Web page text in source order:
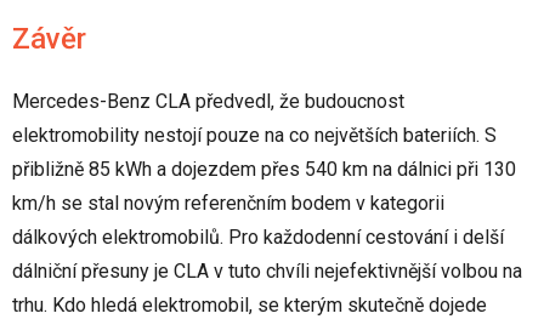
Závěr
Mercedes-Benz CLA předvedl, že budoucnost
elektromobility nestojí pouze na co největších bateriích. S
přibližně 85 kWh a dojezdem přes 540 km na dálnici při 130
km/h se stal novým referenčním bodem v kategorii
dálkových elektromobilů. Pro každodenní cestování i delší
dálniční přesuny je CLA v tuto chvíli nejefektivnější volbou na
trhu. Kdo hledá elektromobil, se kterým skutečně dojede